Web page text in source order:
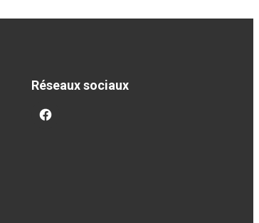
Réseaux sociaux
facebook